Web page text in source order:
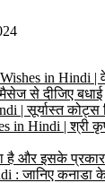
in Hindi |
से दीजिए बधाई
| सूर्यास्त कोट्स
in Hindi | श्री
है और इसके प्रकार
: जानिए कनाडा